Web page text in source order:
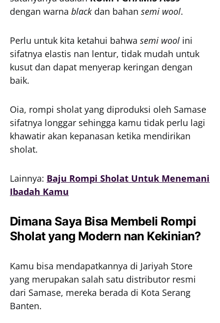
dengan warna black dan bahan semi wool.
Perlu untuk kita ketahui bahwa semi wool ini
sifatnya elastis nan lentur, tidak mudah untuk
kusut dan dapat menyerap keringan dengan
baik.
Oia, rompi sholat yang diproduksi oleh Samase
sifatnya longgar sehingga kamu tidak perlu lagi
khawatir akan kepanasan ketika mendirikan
sholat.
Lainnya: Baju Rompi Sholat Untuk Menemani
Ibadah Kamu
Dimana Saya Bisa Membeli Rompi
Sholat yang Modern nan Kekinian?
Kamu bisa mendapatkannya di Jariyah Store
yang merupakan salah satu distributor resmi
dari Samase, mereka berada di Kota Serang
Banten.